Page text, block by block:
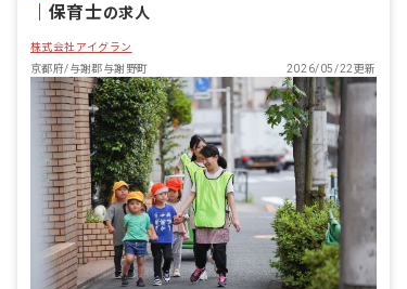
保育士の求人
株式会社アイグラン
京都府/与謝郡与謝野町
2026/05/22更新